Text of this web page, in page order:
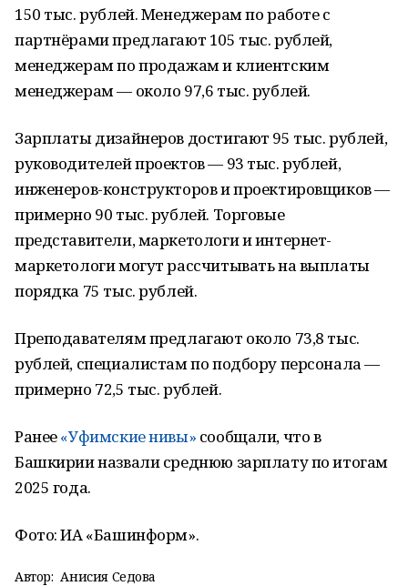
150 тыс. рублей. Менеджерам по работе с
партнёрами предлагают 105 тыс. рублей,
менеджерам по продажам и клиентским
менеджерам — около 97,6 тыс. рублей.
Зарплаты дизайнеров достигают 95 тыс. рублей,
руководителей проектов — 93 тыс. рублей,
инженеров-конструкторов и проектировщиков —
примерно 90 тыс. рублей. Торговые
представители, маркетологи и интернет-
маркетологи могут рассчитывать на выплаты
порядка 75 тыс. рублей.
Преподавателям предлагают около 73,8 тыс.
рублей, специалистам по подбору персонала —
примерно 72,5 тыс. рублей.
Ранее«Уфимские нивы» сообщали, что в
Башкирии назвали среднюю зарплату по итогам
2025 года.
Фото: ИА «Башинформ».
Автор: Анисия Седова